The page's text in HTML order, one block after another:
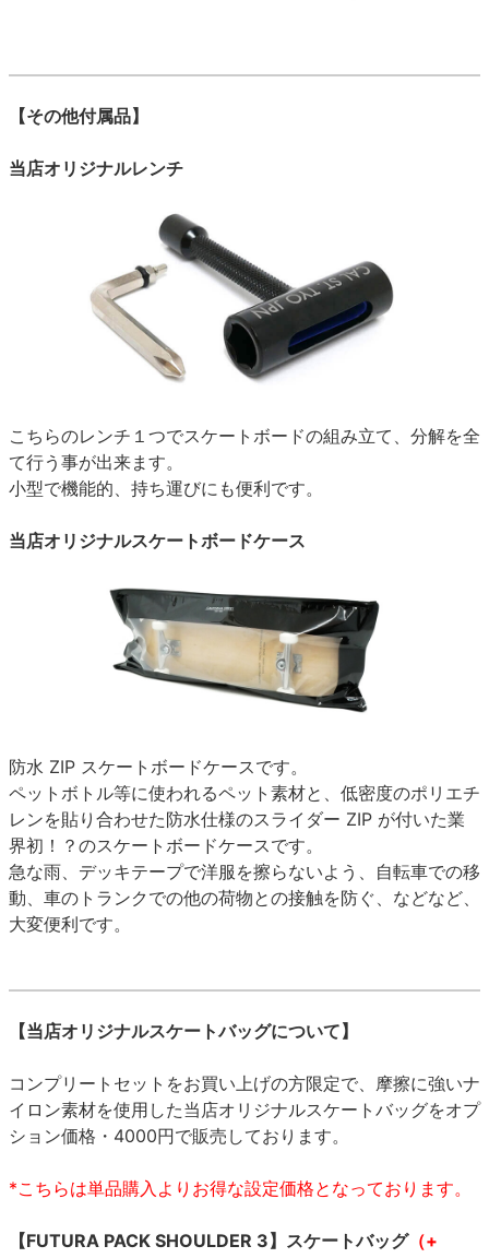
【その他付属品】
当店オリジナルレンチ
こちらのレンチ１つでスケートボードの組み立て、分解を全
て行う事が出来ます。
小型で機能的、持ち運びにも便利です。
当店オリジナルスケートボードケース
防水 ZIP スケートボードケースです。
ペットボトル等に使われるペット素材と、低密度のポリエチ
レンを貼り合わせた防水仕様のスライダー ZIP が付いた業
界初！？のスケートボードケースです。
急な雨、デッキテープで洋服を擦らないよう、自転車での移
動、車のトランクでの他の荷物との接触を防ぐ、などなど、
大変便利です。
【当店オリジナルスケートバッグについて】
コンプリートセットをお買い上げの方限定で、摩擦に強いナ
イロン素材を使用した当店オリジナルスケートバッグをオプ
ション価格・4000円で販売しております。
*こちらは単品購入よりお得な設定価格となっております。
【FUTURA PACK SHOULDER 3】スケートバッグ（+